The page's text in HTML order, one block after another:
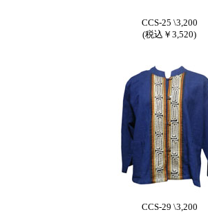
CCS-25 \3,200
(税込￥3,520)
CCS-29 \3,200